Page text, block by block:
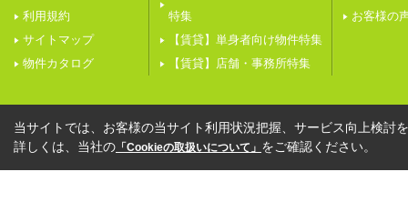
利用規約
サイトマップ
物件カタログ
特集
【賃貸】単身者向け物件特集
【賃貸】店舗・事務所特集
お客様の
当サイトでは、お客様の当サイト利用状況把握、サービス向上検討
詳しくは、当社の 「Cookieの取扱いについて」 をご確認ください。